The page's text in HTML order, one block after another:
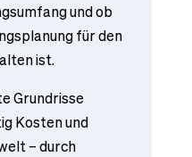
und ob
für den
ist.
Grundrisse
Kosten und
– durch